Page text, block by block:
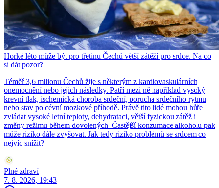
Horké léto může být pro třetinu Čechů větší zátěží pro srdce. Na co
si dát pozor?
Téměř 3,6 milionu Čechů žije s některým z kardiovaskulárních
onemocnění nebo jejich následky. Patří mezi ně například vysoký
krevní tlak, ischemická choroba srdeční, porucha srdečního rytmu
nebo stav po cévní mozkové příhodě. Právě tito lidé mohou hůře
zvládat vysoké letní teploty, dehydrataci, větší fyzickou zátěž i
změny režimu během dovolených. Častější konzumace alkoholu pak
může riziko dále zvyšovat. Jak tedy riziko problémů se srdcem co
nejvíc snížit?
Plné zdraví
7. 8. 2026, 19:43